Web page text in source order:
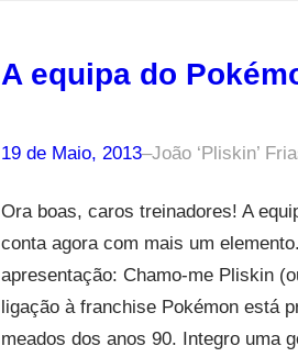
A equipa do
19 de Maio, 2013–João ‘Pliskin’
Ora boas, caros treinadores! A
conta agora com mais um
apresentação: Chamo-me Pliskin
ligação à franchise Pokémon está
meados dos anos 90. Integro uma